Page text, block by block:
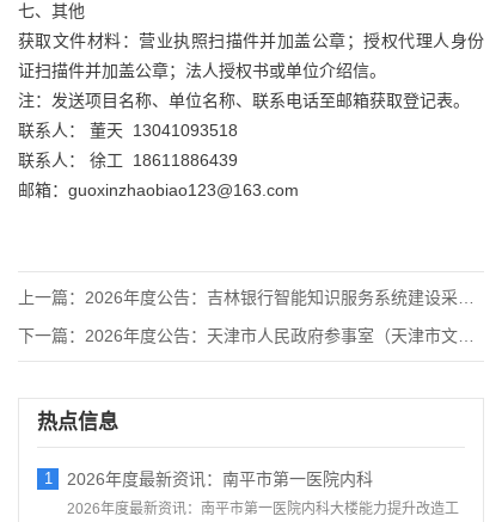
七、其他
获取文件材料：营业执照扫描件并加盖公章；授权代理人身份
证扫描件并加盖公章；法人授权书或单位介绍信。
注：发送项目名称、单位名称、联系电话至邮箱获取登记表。
联系人： 董天 13041093518
联系人： 徐工 18611886439
邮箱：guoxinzhaobiao123@163.com
上一篇： 2026年度公告：吉林银行智能知识服务系统建设采购项目招标公
下一篇： 2026年度公告：天津市人民政府参事室（天津市文史研究馆）物
热点信息
1 2026年度最新资讯：南平市第一医院内科
2026年度最新资讯：南平市第一医院内科大楼能力提升改造工